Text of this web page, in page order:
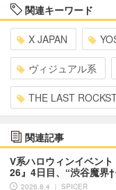
関連キーワード
X JAPAN
ヴィジュアル系
THE LAST
関連記事
V系ハロウィンイベン
26』4日目、“渋谷魔界
2026.8.4 ｜ SPICER